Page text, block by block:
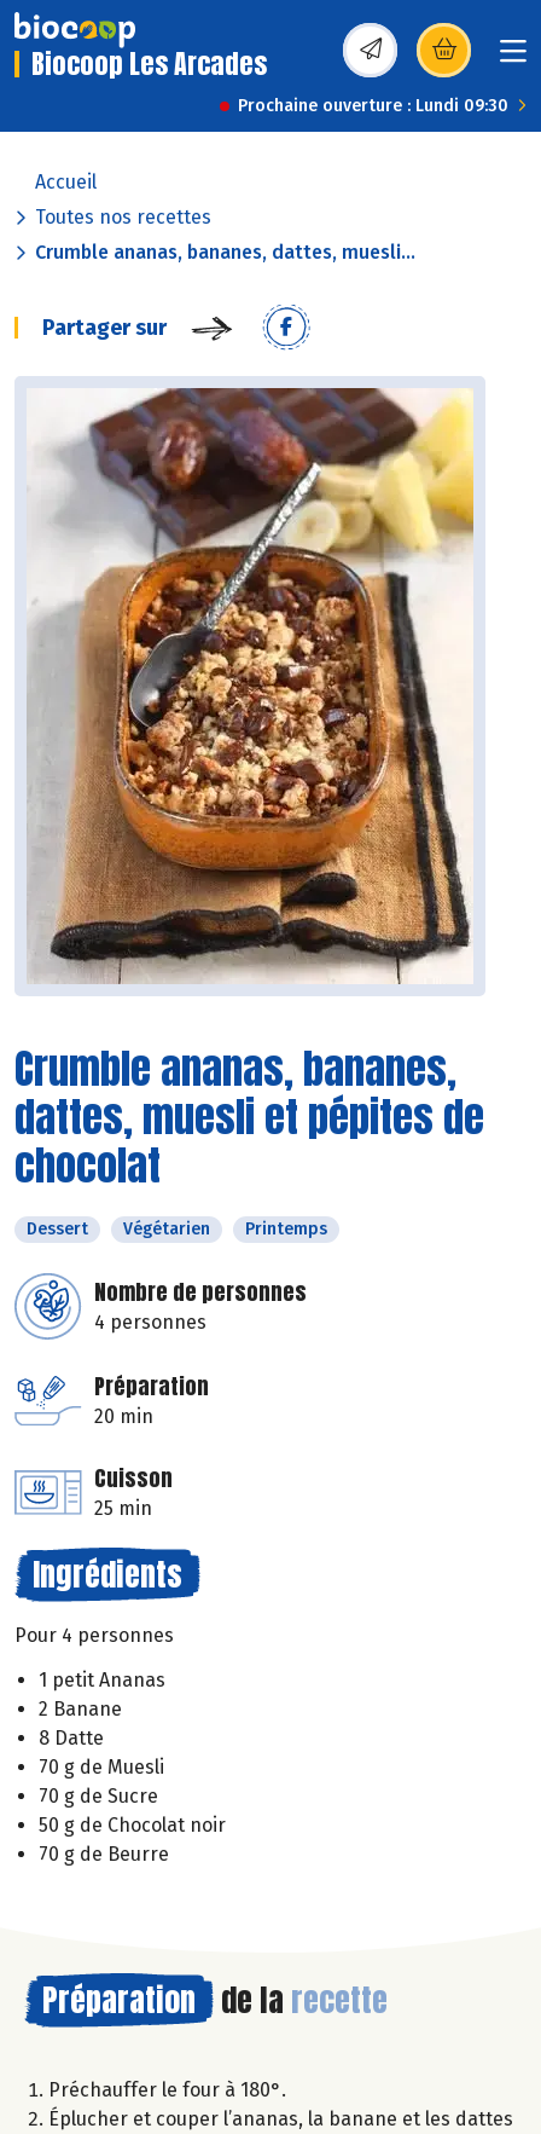
Biocoop Les Arcades (s’ouvre dans une
Prochaine ouverture : Lundi 09:30
Accueil
Toutes nos recettes
Crumble ananas, bananes, dattes, muesli...
Partager sur
Crumble ananas, bananes,
dattes, muesli et pépites de
chocolat
Dessert Végétarien Printemps
Nombre de personnes
4 personnes
Préparation
20 min
Cuisson
25 min
Ingrédients
Pour 4 personnes
1 petit Ananas
2 Banane
8 Datte
70 g de Muesli
70 g de Sucre
50 g de Chocolat noir
70 g de Beurre
Préparation de la recette
Préchauffer le four à 180°.
Éplucher et couper l’ananas, la banane et les dattes